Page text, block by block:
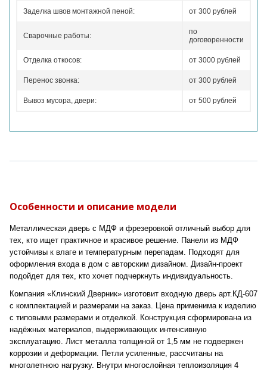
Заделка швов монтажной пеной: от 300 рублей
Сварочные работы:
по
договоренности
Отделка откосов: от 3000 рублей
Перенос звонка: от 300 рублей
Вывоз мусора, двери: от 500 рублей
Особенности и описание модели
Металлическая дверь с МДФ и фрезеровкой отличный выбор для
тех, кто ищет практичное и красивое решение. Панели из МДФ
устойчивы к влаге и температурным перепадам. Подходят для
оформления входа в дом с авторским дизайном. Дизайн-проект
подойдет для тех, кто хочет подчеркнуть индивидуальность.
Компания «Клинский Дверник» изготовит входную дверь арт.КД-607
с комплектацией и размерами на заказ. Цена применима к изделию
с типовыми размерами и отделкой. Конструкция сформирована из
надёжных материалов, выдерживающих интенсивную
эксплуатацию. Лист металла толщиной от 1,5 мм не подвержен
коррозии и деформации. Петли усиленные, рассчитаны на
многолетнюю нагрузку. Внутри многослойная теплоизоляция 4